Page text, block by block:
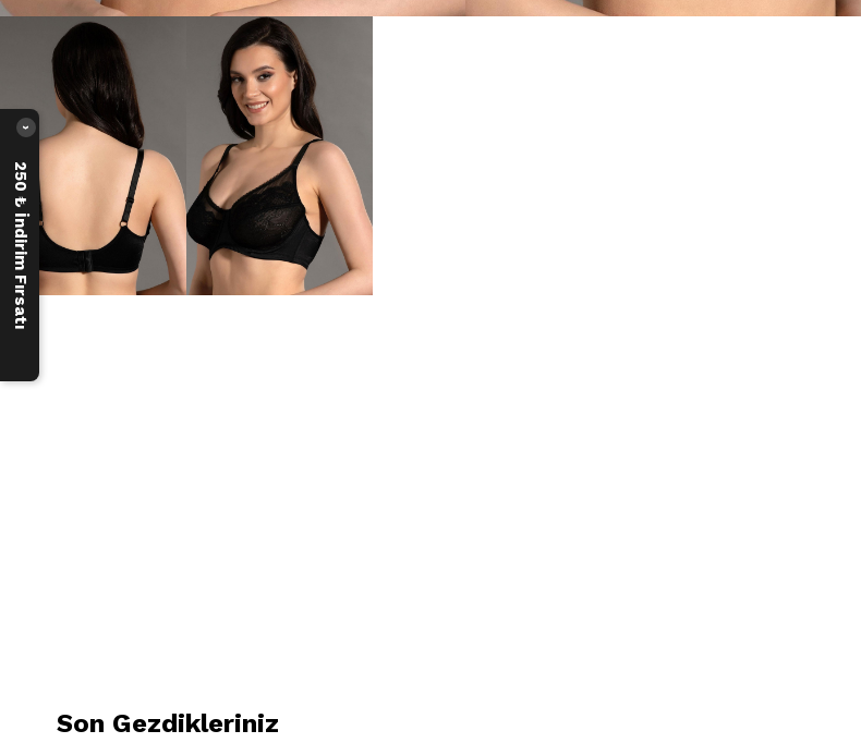
Son Gezdikleriniz
250 ₺ İndirim Fırsatı
›